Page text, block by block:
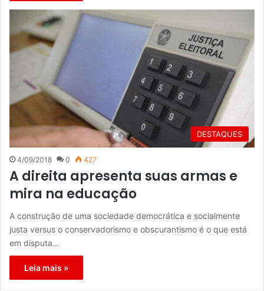
DESTAQUES
4/09/2018 0 427
A direita apresenta suas armas e
mira na educação
A construção de uma sociedade democrática e socialmente
justa versus o conservadorismo e obscurantismo é o que está
em disputa…
Leia mais »